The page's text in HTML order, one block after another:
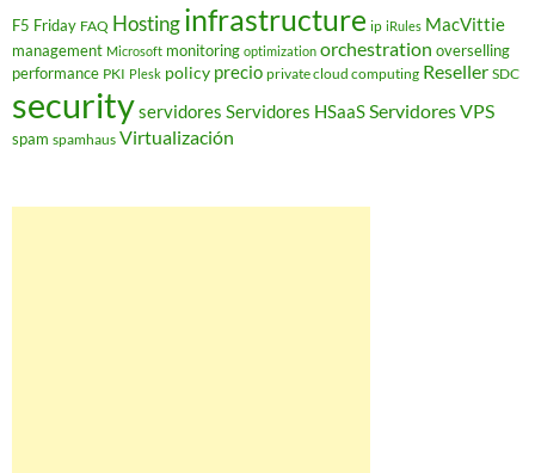
F5 Friday FAQ Hostinginfrastructure ip iRules MacVittie
management Microsoft monitoring optimization orchestration overselling
performance PKI Plesk policy precio private cloud computing Reseller SDC
securityservidores Servidores HSaaSServidores VPS
spam spamhaus Virtualización